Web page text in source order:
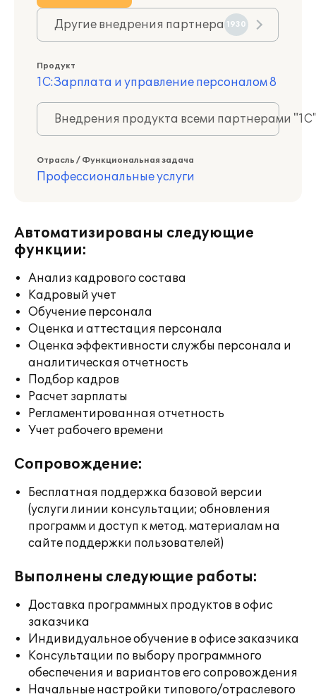
Другие внедрения партнера 1930
Продукт
1С:Зарплата и управление персоналом 8
Внедрения продукта всеми партнерами
Отрасль / Функциональная задача
Профессиональные услуги
Автоматизированы следующие
функции:
Анализ кадрового состава
Кадровый учет
Обучение персонала
Оценка и аттестация персонала
Оценка эффективности службы персонала и
аналитическая отчетность
Подбор кадров
Расчет зарплаты
Регламентированная отчетность
Учет рабочего времени
Сопровождение:
Бесплатная поддержка базовой версии
(услуги линии консультации; обновления
программ и доступ к метод. материалам на
сайте поддержки пользователей)
Выполнены следующие работы:
Доставка программных продуктов в офис
заказчика
Индивидуальное обучение в офисе заказчика
Консультации по выбору программного
обеспечения и вариантов его сопровождения
Начальные настройки типового/отраслевого